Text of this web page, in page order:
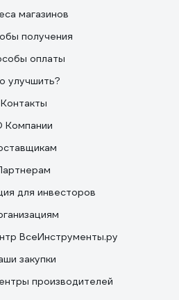
магазинов
получения
оплаты
улучшить?
Контакты
Компании
для инвесторов
ВсеИнструменты.ру
закупки
производителей